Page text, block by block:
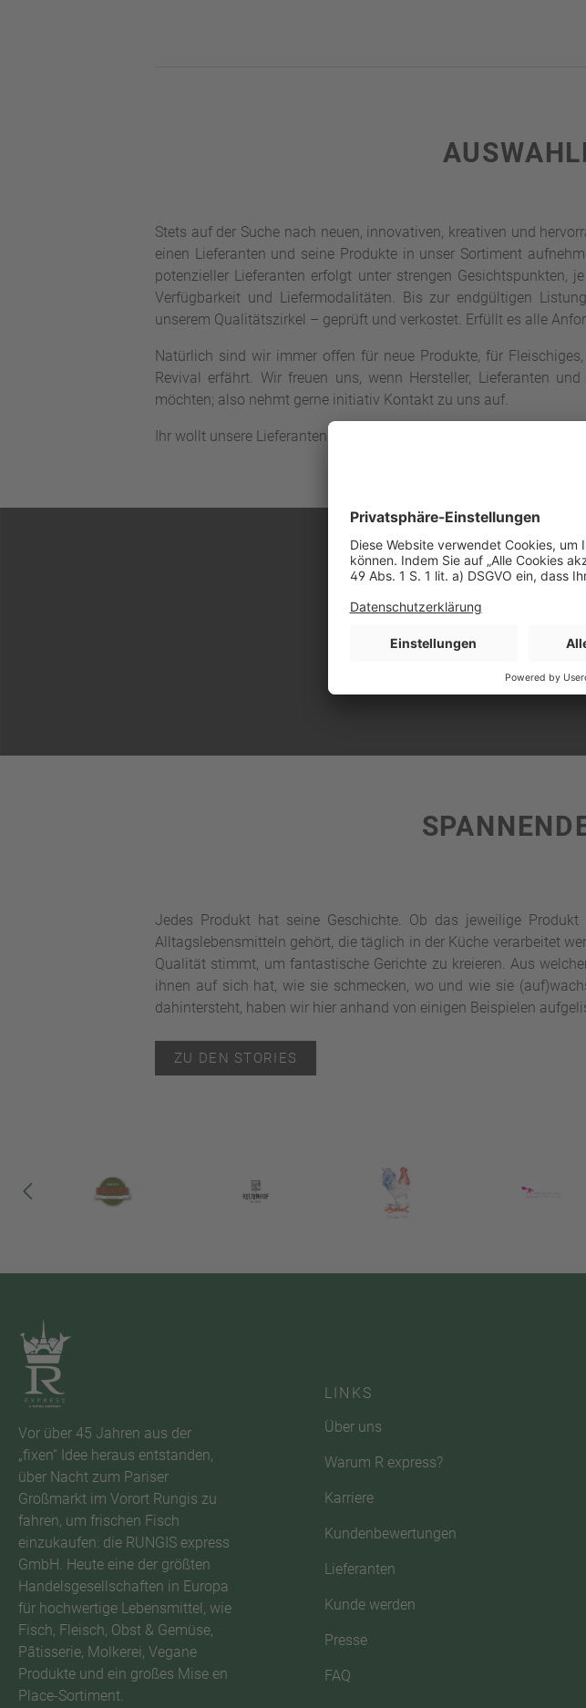
Stets auf der Suche nach neuen, innovativen, kreativen und
einen Lieferanten und seine Produkte in unser Sortiment
potenzieller Lieferanten erfolgt unter strengen Gesichtspunkten,
Verfügbarkeit und Liefermodalitäten. Bis zur endgültigen
unserem Qualitätszirkel – geprüft und verkostet. Erfüllt es alle
Natürlich sind wir immer offen für neue Produkte, für
Revival erfährt. Wir freuen uns, wenn Hersteller, Lieferanten
möchten; also nehmt gerne initiativ Kontakt zu uns auf.
Ihr wollt unsere Lieferanten kennenlernen? Eine Auswahl findet Ihr
Jedes Produkt hat seine Geschichte. Ob das jeweilige
Alltagslebensmitteln gehört, die täglich in der Küche verarbeitet
Qualität stimmt, um fantastische Gerichte zu kreieren. Aus
ihnen auf sich hat, wie sie schmecken, wo und wie sie
dahintersteht, haben wir hier anhand von einigen Beispielen
ZU DEN STORIES
Vor über 45 Jahren aus der
„fixen“ Idee heraus entstanden,
über Nacht zum Pariser
Großmarkt im Vorort Rungis zu
fahren, um frischen Fisch
einzukaufen: die RUNGIS express
GmbH. Heute eine der größten
Handelsgesellschaften in Europa
für hochwertige Lebensmittel, wie
Fisch, Fleisch, Obst & Gemüse,
Pâtisserie, Molkerei, Vegane
Produkte und ein großes Mise en
Place-Sortiment.
LINKS
Über uns
Warum R express?
Karriere
Kundenbewertungen
Lieferanten
Kunde werden
Presse
FAQ